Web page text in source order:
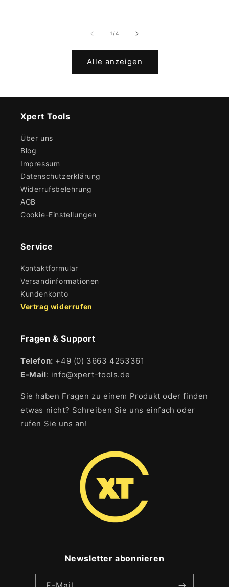
1/von
4
Alle anzeigen
Xpert Tools
Über uns
Blog
Impressum
Datenschutzerklärung
Widerrufsbelehrung
AGB
Cookie-Einstellungen
Service
Kontaktformular
Versandinformationen
Kundenkonto
Vertrag widerrufen
Fragen & Support
Telefon: +49 (0) 3663 4253361
E-Mail: info@xpert-tools.de
Sie haben Fragen zu einem Produkt oder finden
etwas nicht? Schreiben Sie uns einfach oder
rufen Sie uns an!
Newsletter abonnieren